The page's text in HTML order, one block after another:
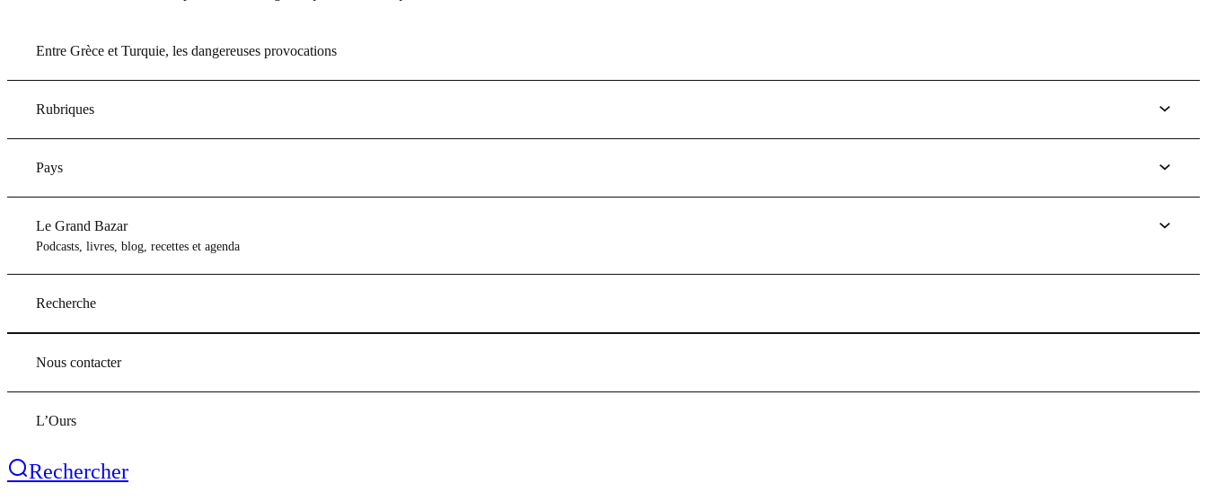
Entre Grèce et Turquie, les dangereuses provocations
Rubriques
Pays
Le Grand Bazar
Podcasts, livres, blog, recettes et agenda
Recherche
Nous contacter
L’Ours
Rechercher